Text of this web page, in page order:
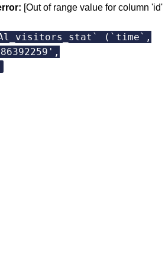
[Out of range value for column 'id'
(`time`,